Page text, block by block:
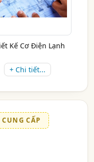
Kế Cơ Điện Lạnh
+ Chi tiết...
CẤP